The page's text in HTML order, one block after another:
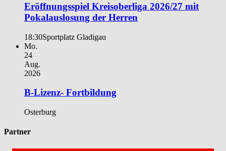
Eröffnungsspiel Kreisoberliga 2026/27 mit
Pokalauslosung der Herren
18:30Sportplatz Gladigau
Mo.
24
Aug.
2026
B-Lizenz- Fortbildung
Osterburg
Partner